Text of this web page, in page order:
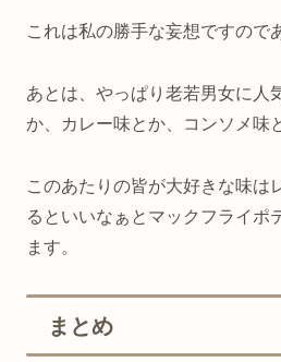
これは私の勝手な妄想ですので
あとは、やっぱり老若男女に人
か、カレー味とか、コンソメ味
このあたりの皆が大好きな味は
るといいなぁとマックフライポ
ます。
まとめ